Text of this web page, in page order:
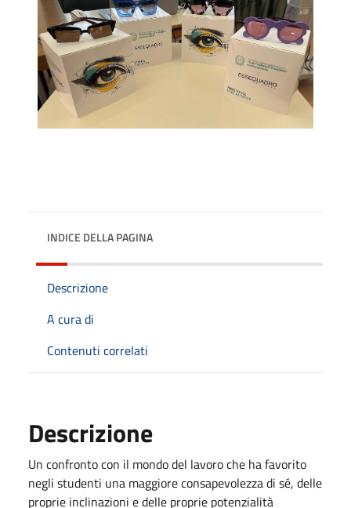
INDICE DELLA PAGINA
Descrizione
A cura di
Contenuti correlati
Descrizione
Un confronto con il mondo del lavoro che ha favorito
negli studenti una maggiore consapevolezza di sé, delle
proprie inclinazioni e delle proprie potenzialità